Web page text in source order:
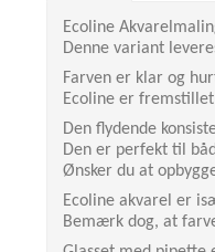
Ecoline
Denne variant
Farven er klar og
Ecoline er
Den flydende
Den er perfekt til
Ønsker du at
Ecoline akvarel er
Bemærk dog, at